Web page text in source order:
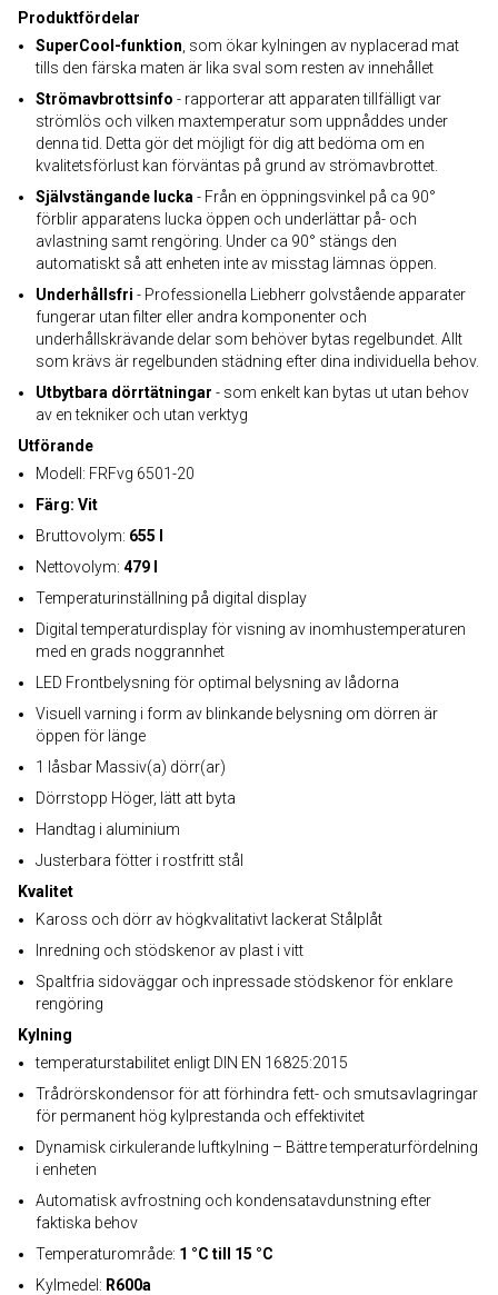
Produktfördelar
SuperCool-funktion , som ökar kylningen av nyplacerad mat
tills den färska maten är lika sval som resten av innehållet
Strömavbrottsinfo - rapporterar att apparaten tillfälligt var
strömlös och vilken maxtemperatur som uppnåddes under
denna tid. Detta gör det möjligt för dig att bedöma om en
kvalitetsförlust kan förväntas på grund av strömavbrottet.
Självstängande lucka - Från en öppningsvinkel på ca 90°
förblir apparatens lucka öppen och underlättar på- och
avlastning samt rengöring. Under ca 90° stängs den
automatiskt så att enheten inte av misstag lämnas öppen.
Underhållsfri - Professionella Liebherr golvstående apparater
fungerar utan filter eller andra komponenter och
underhållskrävande delar som behöver bytas regelbundet. Allt
som krävs är regelbunden städning efter dina individuella behov.
Utbytbara dörrtätningar - som enkelt kan bytas ut utan behov
av en tekniker och utan verktyg
Utförande
Modell: FRFvg 6501-20
Färg: Vit
Bruttovolym: 655 l
Nettovolym: 479 l
Temperaturinställning på digital display
Digital temperaturdisplay för visning av inomhustemperaturen
med en grads noggrannhet
LED Frontbelysning för optimal belysning av lådorna
Visuell varning i form av blinkande belysning om dörren är
öppen för länge
1 låsbar Massiv(a) dörr(ar)
Dörrstopp Höger, lätt att byta
Handtag i aluminium
Justerbara fötter i rostfritt stål
Kvalitet
Kaross och dörr av högkvalitativt lackerat Stålplåt
Inredning och stödskenor av plast i vitt
Spaltfria sidoväggar och inpressade stödskenor för enklare
rengöring
Kylning
temperaturstabilitet enligt DIN EN 16825:2015
Trådrörskondensor för att förhindra fett- och smutsavlagringar
för permanent hög kylprestanda och effektivitet
Dynamisk cirkulerande luftkylning – Bättre temperaturfördelning
i enheten
Automatisk avfrostning och kondensatavdunstning efter
faktiska behov
Temperaturområde: 1 °C till 15 °C
Kylmedel: R600a